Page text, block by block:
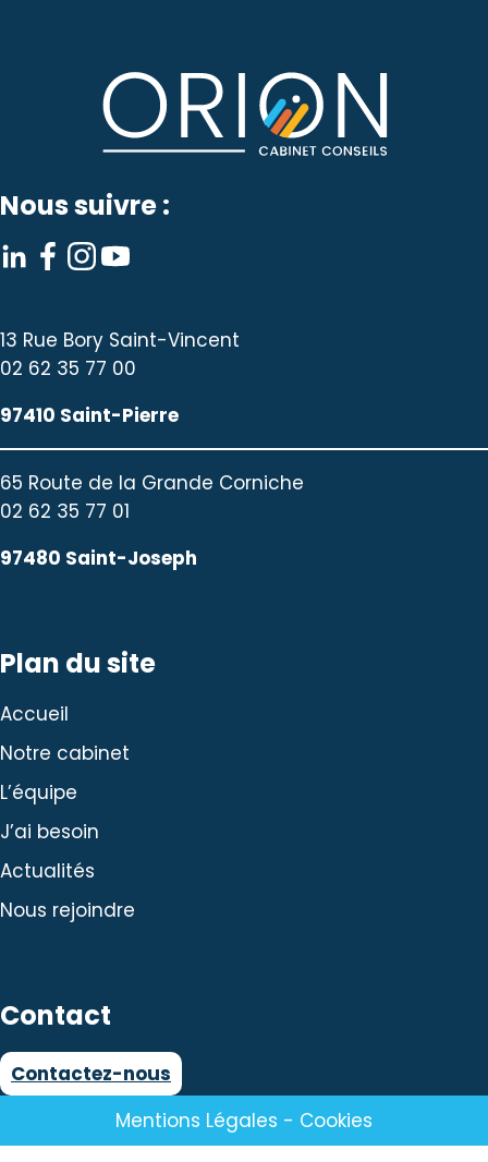
Nous suivre :
13 Rue Bory Saint-Vincent
02 62 35 77 00
97410 Saint-Pierre
65 Route de la Grande Corniche
02 62 35 77 01
97480 Saint-Joseph
Plan du site
Accueil
Notre cabinet
L’équipe
J’ai besoin
Actualités
Nous rejoindre
Contact
Contactez-nous
Mentions Légales - Cookies